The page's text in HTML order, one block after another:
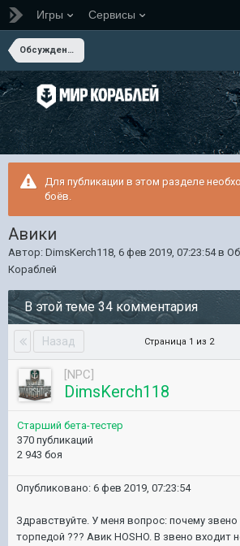
Игры Сервисы
Обсуждение Мира Кораблей
Для публикации в этом разделе
боёв.
Авики
Автор: DimsKerch118, 6 фев 2019, 07:23:54в
Кораблей
В этой теме 34 комментария
Назад Страница 1 из 2
[NPC]
DimsKerch118
Старший бета-тестер
370 публикаций
2 943 боя
Опубликовано: 6 фев 2019, 07:23:54
Здравствуйте. У меня вопрос: почему звено
торпедой ??? Авик HOSHO. В звено входит